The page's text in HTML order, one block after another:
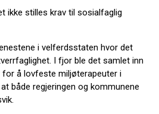
ikke stilles krav til sosialfaglig
i velferdsstaten hvor det
I fjor ble det samlet inn
å lovfeste miljøterapeuter i
både regjeringen og kommunene